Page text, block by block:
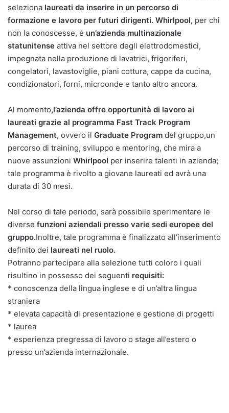
seleziona laureati da inserire in un percorso di
formazione e lavoro per futuri dirigenti. Whirlpool, per chi
non la conoscesse, è un’azienda multinazionale
statunitense attiva nel settore degli elettrodomestici,
impegnata nella produzione di lavatrici, frigoriferi,
congelatori, lavastoviglie, piani cottura, cappe da cucina,
condizionatori, forni, microonde e tanto altro ancora.
Al momento,l’azienda offre opportunità di lavoro ai
laureati grazie al programma Fast Track Program
Management, ovvero il Graduate Program del gruppo,un
percorso di training, sviluppo e mentoring, che mira a
nuove assunzioni Whirlpool per inserire talenti in azienda;
tale programma è rivolto a giovane laureati ed avrà una
durata di 30 mesi.
Nel corso di tale periodo, sarà possibile sperimentare le
diverse funzioni aziendali presso varie sedi europee del
gruppo.Inoltre, tale programma è finalizzato all’inserimento
definito dei laureati nel ruolo.
Potranno partecipare alla selezione tutti coloro i quali
risultino in possesso dei seguenti requisiti:
* conoscenza della lingua inglese e di un’altra lingua
straniera
* elevata capacità di presentazione e gestione di progetti
* laurea
* esperienza pregressa di lavoro o stage all’estero o
presso un’azienda internazionale.